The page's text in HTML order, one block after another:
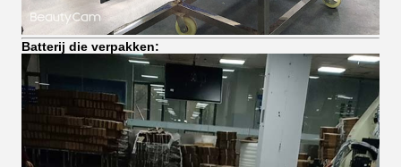
Batterij die verpakken: